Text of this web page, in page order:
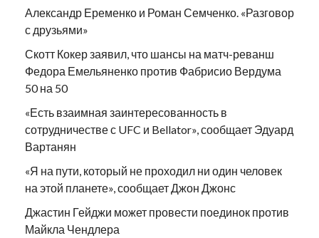
Александр Еременко и Роман Семченко. «Разговор
с друзьями»
Скотт Кокер заявил, что шансы на матч-реванш
Федора Емельяненко против Фабрисио Вердума
50 на 50
«Есть взаимная заинтересованность в
сотрудничестве с UFC и Bellator», сообщает Эдуард
Вартанян
«Я на пути, который не проходил ни один человек
на этой планете», сообщает Джон Джонс
Джастин Гейджи может провести поединок против
Майкла Чендлера